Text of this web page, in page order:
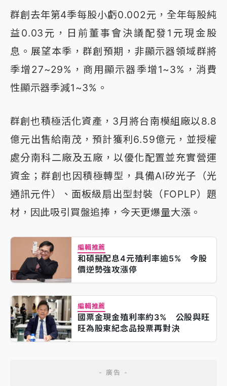
群創去年第4季每股小虧0.002元，全年每股純
益0.03元，日前董事會決議配發1元現金股
息。展望本季，群創預期，非顯示器領域群將
季增27~29%，商用顯示器季增1~3%，消費
性顯示器季減1~3%。
群創也積極活化資產，3月將台南模組廠以8.8
億元出售給南茂，預計獲利6.59億元，並授權
處分南科二廠及五廠，以優化配置並充實營運
資金；群創也因積極轉型，具備AI矽光子（光
通訊元件）、面板級扇出型封裝（FOPLP）題
材，因此吸引買盤追捧，今天更爆量大漲。
編輯推薦
和碩擬配息4元殖利率逾5% 今股
價逆勢強攻漲停
編輯推薦
國票金現金殖利率約3% 公股與旺
旺為股東紀念品投票再對決